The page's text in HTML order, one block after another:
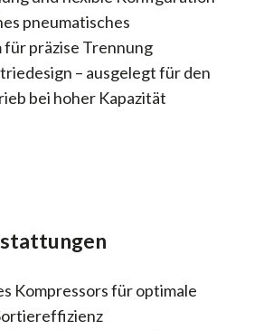
pneumatisches
präzise Trennung
– ausgelegt für den
bei hoher Kapazität
Kompressors für optimale